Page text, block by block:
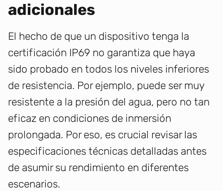
adicionales
El hecho de que un dispositivo tenga la
certificación IP69 no garantiza que haya
sido probado en todos los niveles inferiores
de resistencia. Por ejemplo, puede ser muy
resistente a la presión del agua, pero no tan
eficaz en condiciones de inmersión
prolongada. Por eso, es crucial revisar las
especificaciones técnicas detalladas antes
de asumir su rendimiento en diferentes
escenarios.